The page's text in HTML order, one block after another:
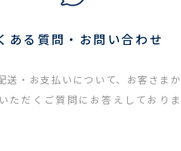
ある質問・お問い合わせ
送・お支払いについて、お客さまか
ただくご質問にお答えしておりま